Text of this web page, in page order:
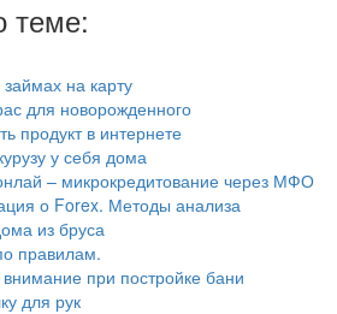
теме:
на карту
для новорожденного
продукт в интернете
у себя дома
– микрокредитование через МФО
о Forex. Методы анализа
из бруса
правилам.
при постройке бани
для рук